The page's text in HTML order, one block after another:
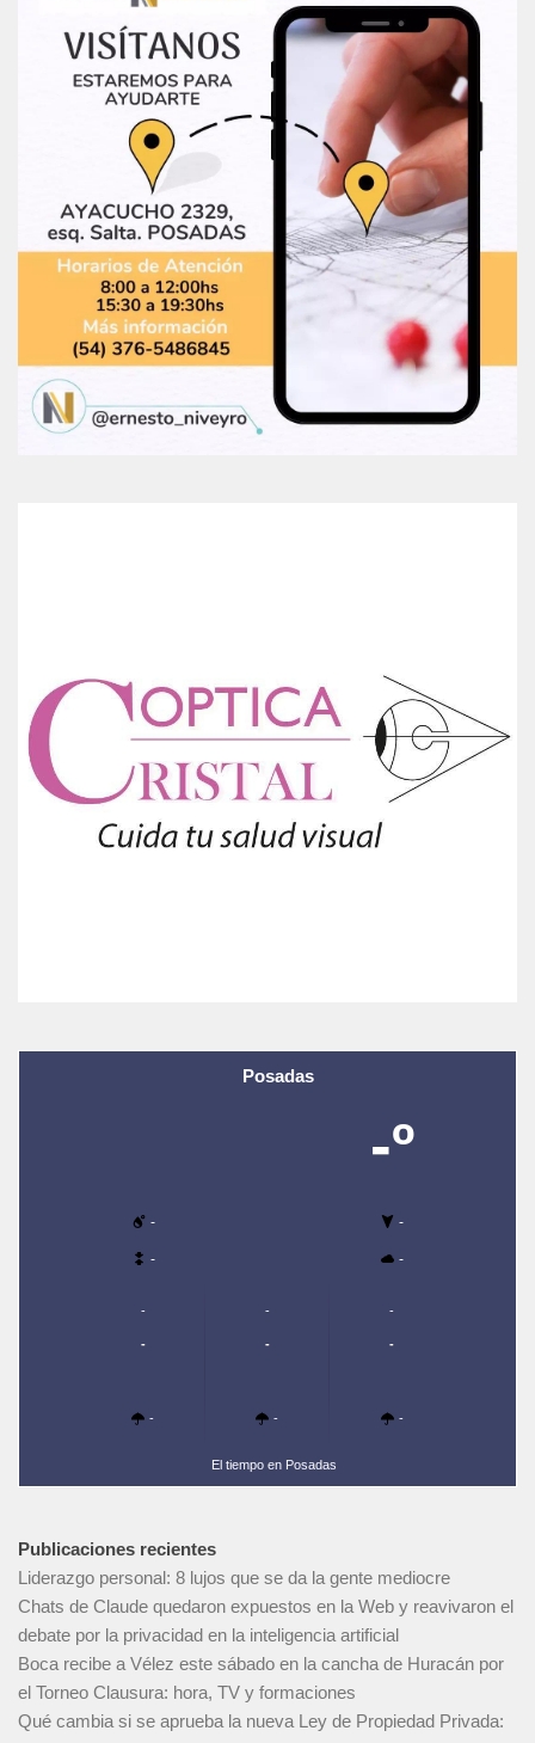
Posadas
-º
- -
- -
-
-
-
-
-
-
-
-
-
El tiempo en Posadas
Publicaciones recientes
Liderazgo personal: 8 lujos que se da la gente mediocre
Chats de Claude quedaron expuestos en la Web y reavivaron el
debate por la privacidad en la inteligencia artificial
Boca recibe a Vélez este sábado en la cancha de Huracán por
el Torneo Clausura: hora, TV y formaciones
Qué cambia si se aprueba la nueva Ley de Propiedad Privada: